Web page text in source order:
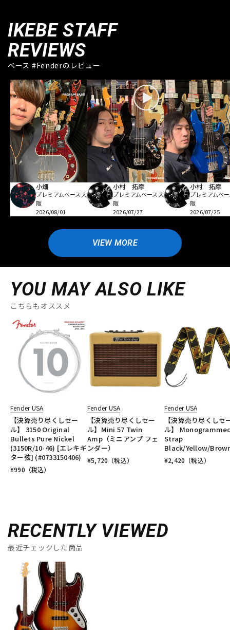
IKEBE STAFF
REVIEWS
ベース #Fenderのレビュー
小畑
プレミアムベース大
阪
2026/08/01
小村 拓摩
プレミアムベース大
阪
2026/07/27
小村 拓摩
プレミアムベ
阪
2026/07/25
VIEW MORE
YOU MAY ALSO LIKE
こちらもオススメ
Fender USA
【決算売り尽くしセー
ル】 3150 Original
Bullets Pure Nickel
(3150R/10-46) [エレキギ
ター弦] (#0733150406)
¥990 （税込）
Fender USA
【決算売り尽くしセー
ル】Mini 57 Twin
Amp（ミニアンプ フェ
ンダー）
¥5,720 （税込）
Fender USA
【決算売り尽くしセ
ル】
Strap
Black/Yellow/
¥2,420 （税込）
RECENTLY VIEWED
最近チェックした商品